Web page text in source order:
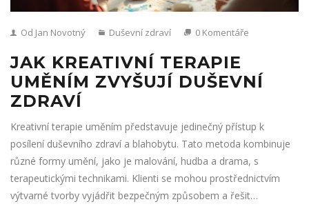
Od Jan Novotný Duševní zdraví 0 Komentáře
JAK KREATIVNÍ TERAPIE
UMĚNÍM ZVYŠUJÍ DUŠEVNÍ
ZDRAVÍ
Kreativní terapie uměním představuje jedinečný přístup k
posílení duševního zdraví a blahobytu. Tato metoda kombinuje
různé formy umění, jako je malování, hudba a drama, s
terapeutickými technikami. Klienti se mohou prostřednictvím
výtvarné tvorby vyjádřit bezpečným způsobem a řešit